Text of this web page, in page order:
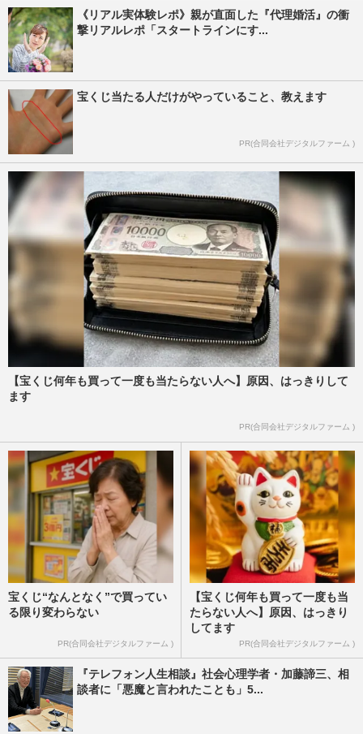
《リアル実体験レポ》親が直面した『代理婚活』の衝
撃リアルレポ「スタートラインにす...
宝くじ当たる人だけがやっていること、教えます
PR(合同会社デジタルファーム )
【宝くじ何年も買って一度も当たらない人へ】原因、はっきりして
ます
PR(合同会社デジタルファーム )
宝くじ“なんとなく”で買ってい
る限り変わらない
PR(合同会社デジタルファーム )
【宝くじ何年も買って一度も当
たらない人へ】原因、はっきり
してます
PR(合同会社デジタルファーム )
『テレフォン人生相談』社会心理学者・加藤諦三、相
談者に「悪魔と言われたことも」5...